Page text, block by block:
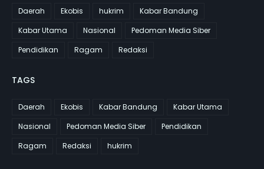
Daerah Ekobis hukrim
Kabar Bandung
Kabar Utama
Nasional
Pedoman Media Siber
Pendidikan
Ragam Redaksi
TAGS
Daerah Ekobis Kabar Bandung
Kabar Utama
Nasional
Pedoman Media Siber
Pendidikan
Ragam
Redaksi hukrim